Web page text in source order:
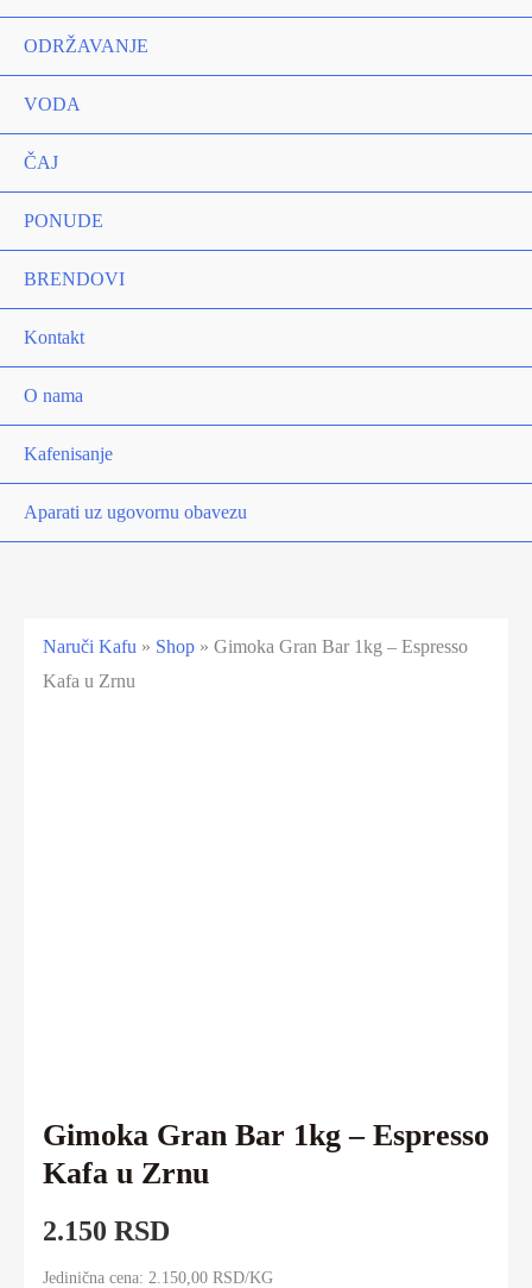
ODRŽAVANJE
VODA
ČAJ
PONUDE
BRENDOVI
Kontakt
O nama
Kafenisanje
Aparati uz ugovornu obavezu
Naruči Kafu » Shop » Gimoka Gran Bar 1kg – Espresso
Kafa u Zrnu
Gimoka Gran Bar 1kg – Espresso
Kafa u Zrnu
2.150 RSD
Jedinična cena: 2.150,00 RSD/KG